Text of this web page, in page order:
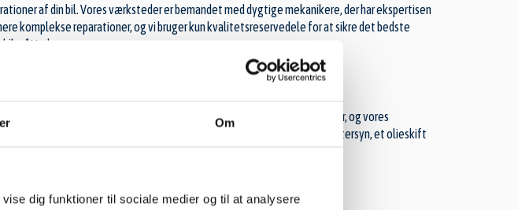
Om
dig funktioner til sociale medier og til at analysere
af din bil. Vores værksteder er bemandet med dygtige mekanikere, der har ekspertisen
komplekse reparationer, og vi bruger kun kvalitetsreservedele for at sikre det bedste
måtte have.
Vores værksteder er udstyret med det nyeste teknologiske udstyr, og vores
el- og hybridbiler. Uanset om du har brug for et rutinemæssigt serviceeftersyn, et olieskift
i optimal stand.